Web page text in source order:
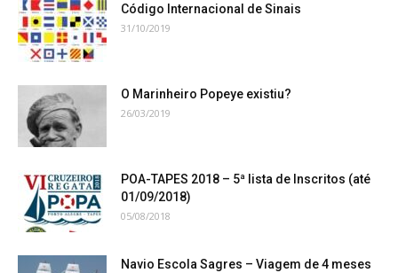
Código Internacional de Sinais
31/10/2019
O Marinheiro Popeye existiu?
26/03/2019
POA-TAPES 2018 – 5ª lista de Inscritos (até
01/09/2018)
05/08/2018
Navio Escola Sagres – Viagem de 4 meses